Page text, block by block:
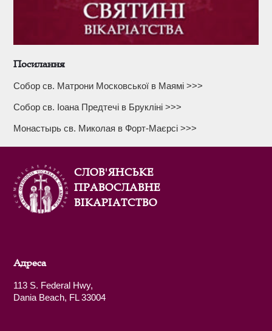
Посилання
Собор св. Матрони Московської в Маямі >>>
Собор св. Іоана Предтечі в Брукліні >>>
Монастырь св. Миколая в Форт-Маєрсі >>>
СЛОВ'ЯНСЬКЕ
ПРАВОСЛАВНЕ
ВІКАРІАТСТВО
Адреса
113 S. Federal Hwy,
Dania Beach, FL 33004